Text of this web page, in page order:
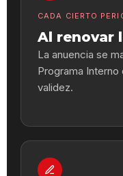
CADA CIERTO
Al renovar
La anuencia se
Programa
validez.